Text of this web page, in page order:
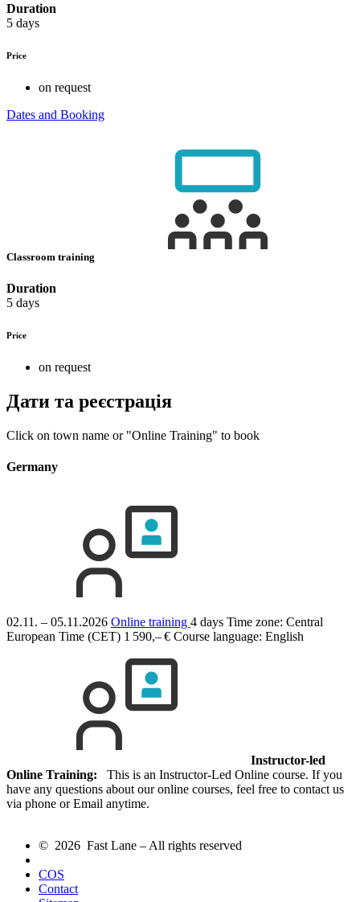
Duration
5 days
Price
on request
Dates and Booking
Classroom training
Duration
5 days
Price
on request
Дати та реєстрація
Click on town name or "Online Training" to book
Germany
02.11. – 05.11.2026 Online training 4 days Time zone: Central
European Time (CET) 1 590,– € Course language: English
Instructor-led
Online Training: This is an Instructor-Led Online course. If you
have any questions about our online courses, feel free to contact us
via phone or Email anytime.
© 2026 Fast Lane – All rights reserved
COS
Contact